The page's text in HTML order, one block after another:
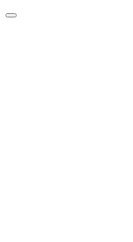
Menu